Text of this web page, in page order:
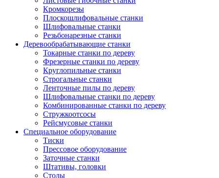
Кромкорезы
Плоскошлифовальные станки
Шлифовальные станки
Резьбонарезные станки
Деревообрабатывающие станки
Токарные станки по дереву
Фрезерные станки по дереву
Круглопильные станки
Строгальные станки
Ленточные пилы по дереву
Шлифовальные станки по дереву
Комбинированные станки по дереву
Стружкоотсосы
Рейсмусовые станки
Специальное оборудование
Тиски
Прессовое оборудование
Заточные станки
Штативы, головки
Столы